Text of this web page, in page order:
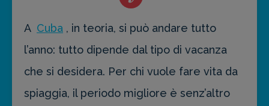
A Cuba , in teoria, si può andare tutto
l’anno: tutto dipende dal tipo di vacanza
che si desidera. Per chi vuole fare vita da
spiaggia, il periodo migliore è senz’altro